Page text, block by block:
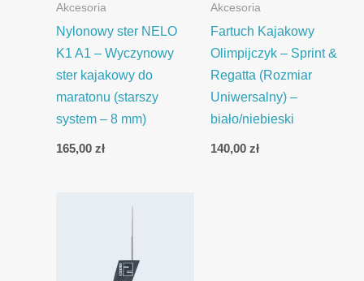
Akcesoria
Nylonowy ster NELO
K1 A1 – Wyczynowy
ster kajakowy do
maratonu (starszy
system – 8 mm)
165,00zł
Akcesoria
Fartuch Kajakowy
Olimpijczyk – Sprint &
Regatta (Rozmiar
Uniwersalny) –
biało/niebieski
140,00 zł